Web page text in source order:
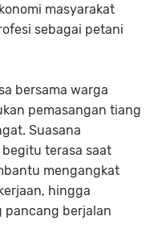
masyarakat
sebagai petani
bersama warga
pemasangan tiang
Suasana
terasa saat
mengangkat
hingga
pancang berjalan